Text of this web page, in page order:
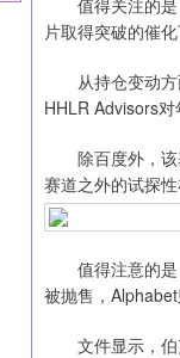
值得关注的是
片取得突破的催
从持仓变动方
HHLR Advisors
除百度外，该
赛道之外的试探性
值得注意的是
被抛售，Alphabet
文件显示，伯